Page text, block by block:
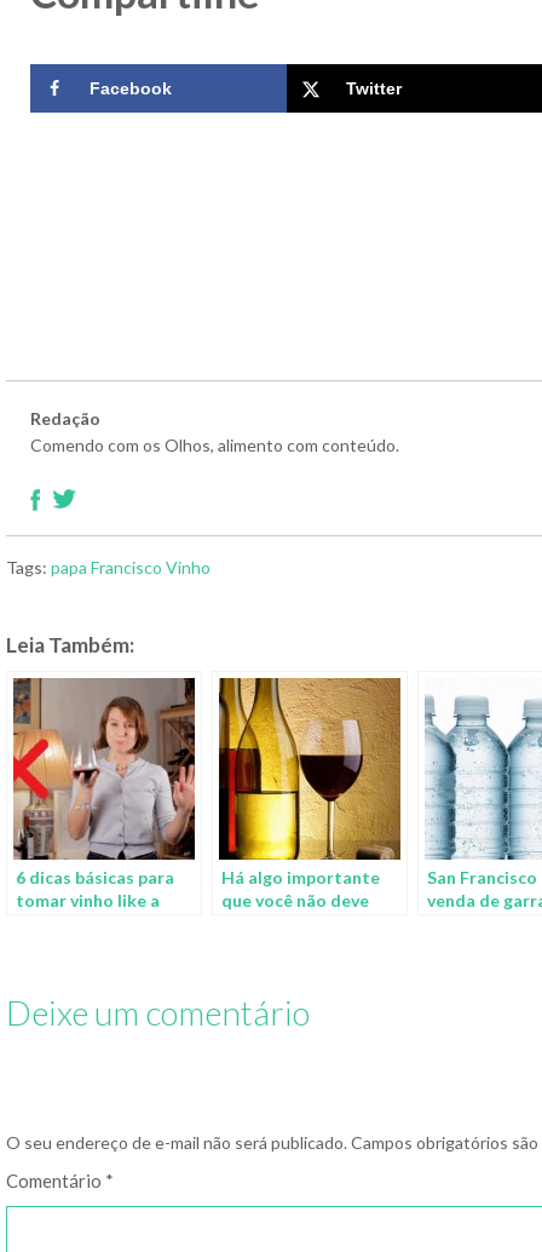
Facebook Twitter
Redação
Comendo com os Olhos, alimento com conteúdo.
Tags: papa Francisco Vinho
Leia Também:
6 dicas básicas para
tomar vinho like a
Há algo importante
que você não deve
San
venda de
Deixe um comentário
O seu endereço de e-mail não será publicado. Campos obrigatórios
Comentário *